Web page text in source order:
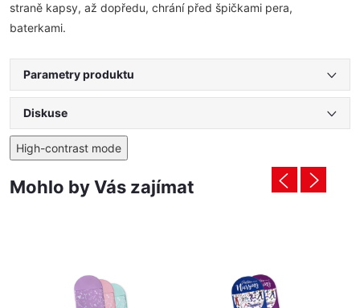
straně kapsy, až dopředu, chrání před špičkami pera,
baterkami.
Parametry produktu
Diskuse
High-contrast mode
Mohlo by Vás zajímat